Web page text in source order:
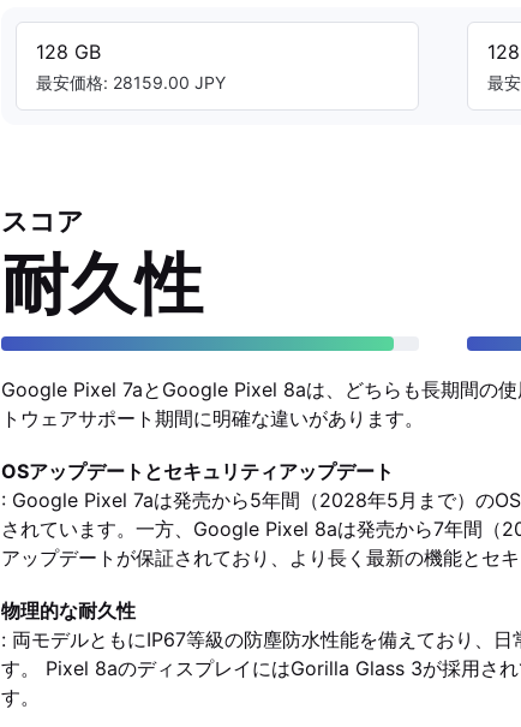
128 GB
最安価格: 28159.00 JPY 最
スコア
耐久性
Google Pixel 7aとGoogle Pixel 8aは、どちらも長期間の
トウェアサポート期間に明確な違いがあります。
OSアップデートとセキュリティアップデート
: Google Pixel 7aは発売から5年間（2028年5月まで）の
されています。一方、Google Pixel 8aは発売から7年間（
アップデートが保証されており、より長く最新の機能とセ
物理的な耐久性
: 両モデルともにIP67等級の防塵防水性能を備えており、
す。 Pixel 8aのディスプレイにはGorilla Glass 3が採用さ
す。